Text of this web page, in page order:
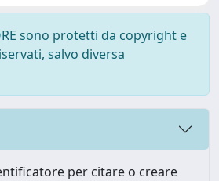
sono protetti da copyright e
salvo diversa
per citare o creare